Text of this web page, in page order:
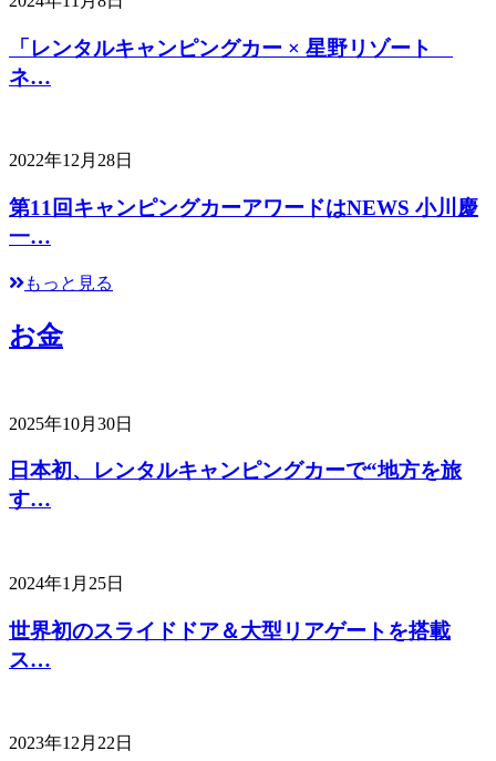
「レンタルキャンピングカー × 星野リゾート
ネ…
2022年12月28日
第11回キャンピングカーアワードはNEWS 小川慶
一…
もっと見る
お金
2025年10月30日
日本初、レンタルキャンピングカーで“地方を旅
す…
2024年1月25日
世界初のスライドドア＆大型リアゲートを搭載
ス…
2023年12月22日